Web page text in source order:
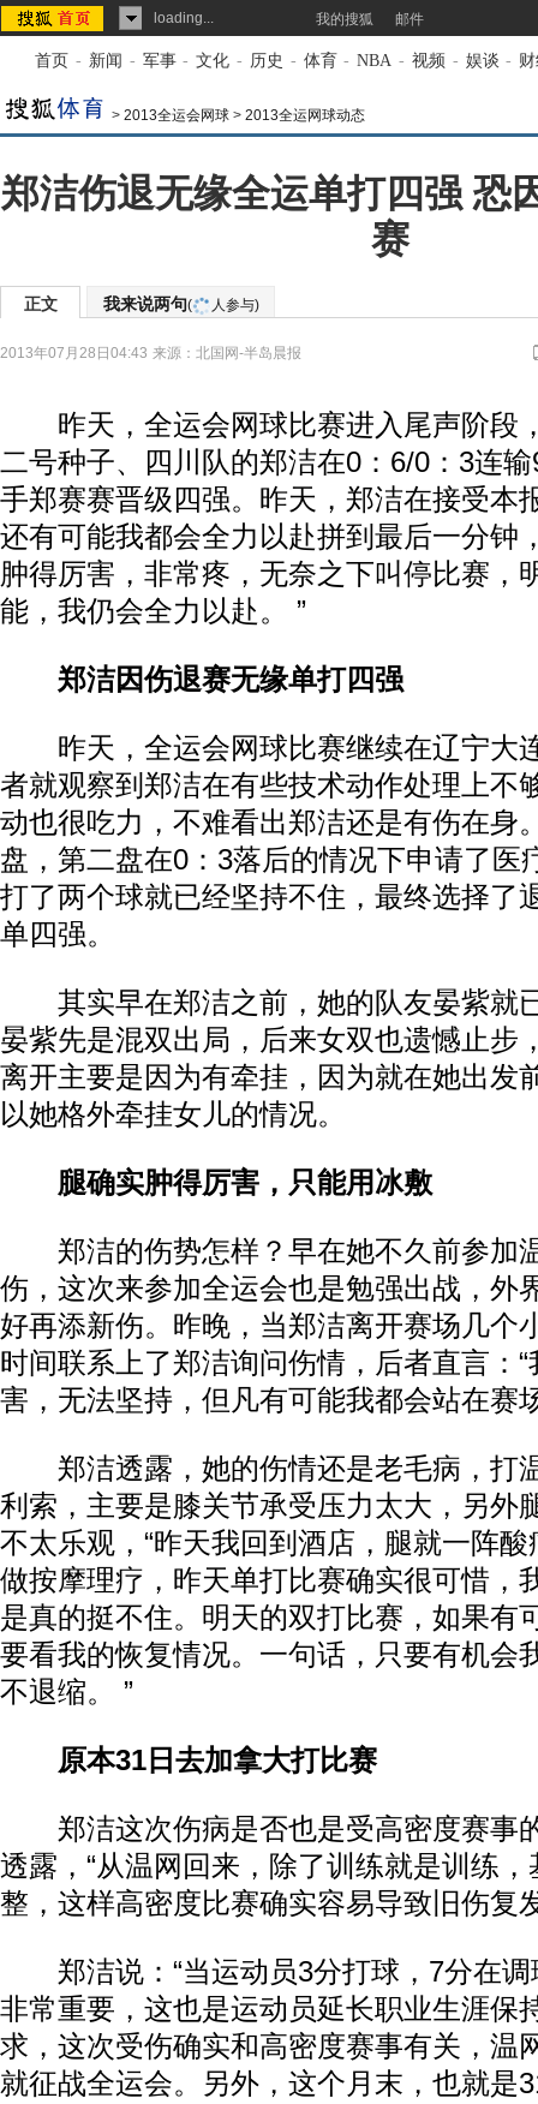
loading... 我的搜狐 邮件
首页 - 新闻 - 军事 - 文化 - 历史 - 体育 - NBA - 视频 - 娱谈 -
> 2013全运会网球 > 2013全运网球动态
郑洁伤退无缘全运单打四强 恐
赛
正文 我来说两句( 人参与)
2013年07月28日04:43 来源： 北国网-半岛晨报
昨天，全运会网球比赛进入尾声阶段
二号种子、四川队的郑洁在0：6/0：3连
手郑赛赛晋级四强。昨天，郑洁在接受本
还有可能我都会全力以赴拼到最后一分钟
肿得厉害，非常疼，无奈之下叫停比赛，
能，我仍会全力以赴。 ”
郑洁因伤退赛无缘单打四强
昨天，全运会网球比赛继续在辽宁大
者就观察到郑洁在有些技术动作处理上不
动也很吃力，不难看出郑洁还是有伤在身
盘，第二盘在0：3落后的情况下申请了医
打了两个球就已经坚持不住，最终选择了
单四强。
其实早在郑洁之前，她的队友晏紫就
晏紫先是混双出局，后来女双也遗憾止步
离开主要是因为有牵挂，因为就在她出发
以她格外牵挂女儿的情况。
腿确实肿得厉害，只能用冰敷
郑洁的伤势怎样？早在她不久前参加
伤，这次来参加全运会也是勉强出战，外
好再添新伤。昨晚，当郑洁离开赛场几个
时间联系上了郑洁询问伤情，后者直言：
害，无法坚持，但凡有可能我都会站在赛
郑洁透露，她的伤情还是老毛病，打
利索，主要是膝关节承受压力太大，另外
不太乐观，“昨天我回到酒店，腿就一阵
做按摩理疗，昨天单打比赛确实很可惜，
是真的挺不住。明天的双打比赛，如果有
要看我的恢复情况。一句话，只要有机会
不退缩。 ”
原本31日去加拿大打比赛
郑洁这次伤病是否也是受高密度赛事
透露，“从温网回来，除了训练就是训练
整，这样高密度比赛确实容易导致旧伤复
郑洁说：“当运动员3分打球，7分在调
非常重要，这也是运动员延长职业生涯保
求，这次受伤确实和高密度赛事有关，温
就征战全运会。另外，这个月末，也就是